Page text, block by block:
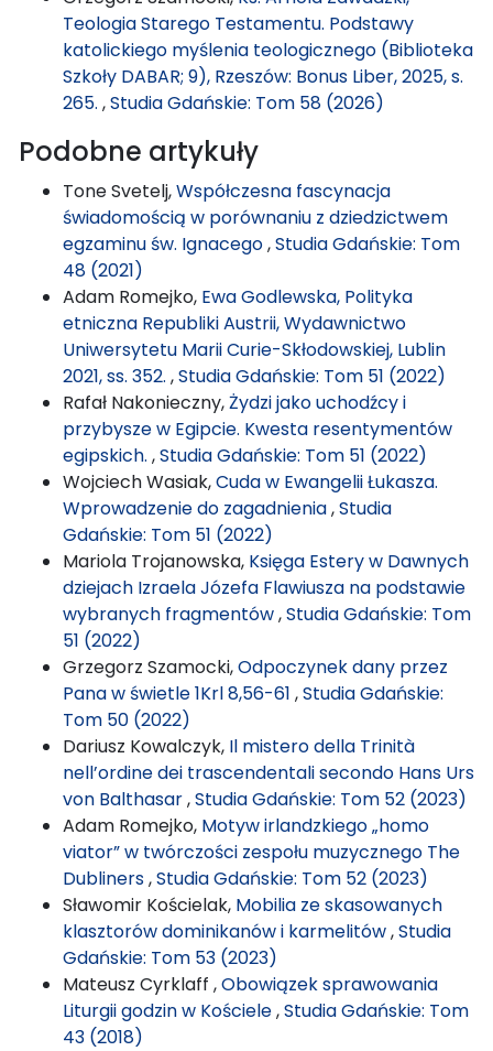
Teologia Starego Testamentu. Podstawy
katolickiego myślenia teologicznego (Biblioteka
Szkoły DABAR; 9), Rzeszów: Bonus Liber, 2025, s.
265. ,Studia Gdańskie: Tom 58 (2026)
Podobne artykuły
Tone Svetelj,Współczesna fascynacja
świadomością w porównaniu z dziedzictwem
egzaminu św. Ignacego,Studia Gdańskie: Tom
48 (2021)
Adam Romejko, Ewa Godlewska, Polityka
etniczna Republiki Austrii, Wydawnictwo
Uniwersytetu Marii Curie-Skłodowskiej, Lublin
2021, ss. 352. ,Studia Gdańskie: Tom 51 (2022)
Rafał Nakonieczny,Żydzi jako uchodźcy i
przybysze w Egipcie. Kwesta resentymentów
egipskich. ,Studia Gdańskie: Tom 51 (2022)
Wojciech Wasiak,Cuda w Ewangelii Łukasza.
Wprowadzenie do zagadnienia,Studia
Gdańskie: Tom 51 (2022)
Mariola Trojanowska, Księga Estery w Dawnych
dziejach Izraela Józefa Flawiusza na podstawie
wybranych fragmentów,Studia Gdańskie: Tom
51 (2022)
Grzegorz Szamocki,Odpoczynek dany przez
Pana w świetle 1Krl 8,56-61 ,Studia Gdańskie:
Tom 50 (2022)
Dariusz Kowalczyk, Il mistero della Trinità
nell’ordine dei trascendentali secondo Hans Urs
von Balthasar,Studia Gdańskie: Tom 52 (2023)
Adam Romejko, Motyw irlandzkiego „homo
viator” w twórczości zespołu muzycznego The
Dubliners,Studia Gdańskie: Tom 52 (2023)
Sławomir Kościelak, Mobilia ze skasowanych
klasztorów dominikanów i karmelitów,Studia
Gdańskie: Tom 53 (2023)
Mateusz Cyrklaff ,Obowiązek sprawowania
Liturgii godzin w Kościele,Studia Gdańskie: Tom
43 (2018)